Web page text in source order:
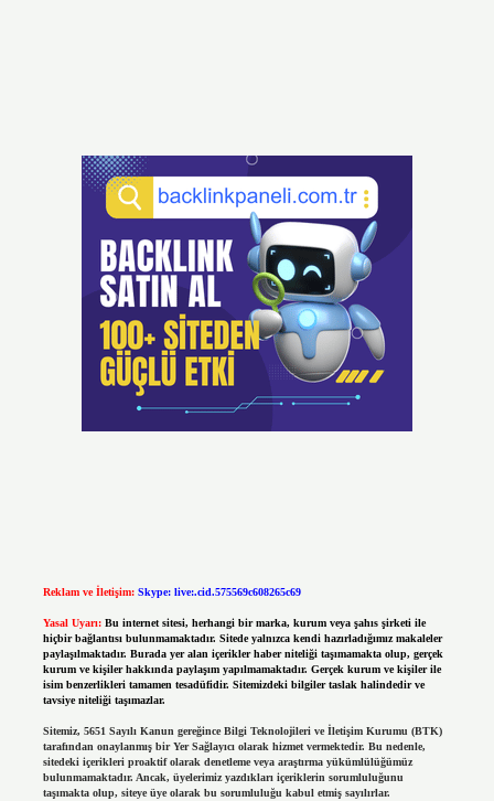
Reklam ve İletişim: Skype: live:.cid.575569c608265c69
Yasal Uyarı: Bu internet sitesi, herhangi bir marka, kurum veya şahıs şirketi ile
hiçbir bağlantısı bulunmamaktadır. Sitede yalnızca kendi hazırladığımız makaleler
paylaşılmaktadır. Burada yer alan içerikler haber niteliği taşımamakta olup, gerçek
kurum ve kişiler hakkında paylaşım yapılmamaktadır. Gerçek kurum ve kişiler ile
isim benzerlikleri tamamen tesadüfidir. Sitemizdeki bilgiler taslak halindedir ve
tavsiye niteliği taşımazlar.
Sitemiz, 5651 Sayılı Kanun gereğince Bilgi Teknolojileri ve İletişim Kurumu (BTK)
tarafından onaylanmış bir Yer Sağlayıcı olarak hizmet vermektedir. Bu nedenle,
sitedeki içerikleri proaktif olarak denetleme veya araştırma yükümlülüğümüz
bulunmamaktadır. Ancak, üyelerimiz yazdıkları içeriklerin sorumluluğunu
taşımakta olup, siteye üye olarak bu sorumluluğu kabul etmiş sayılırlar.